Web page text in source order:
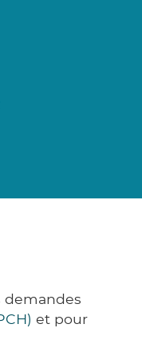
demandes
et pour